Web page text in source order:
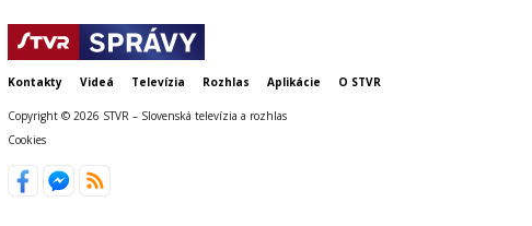
Kontakty Videá Televízia Rozhlas Aplikácie O STVR
Copyright © 2026 STVR – Slovenská televízia a rozhlas
Cookies